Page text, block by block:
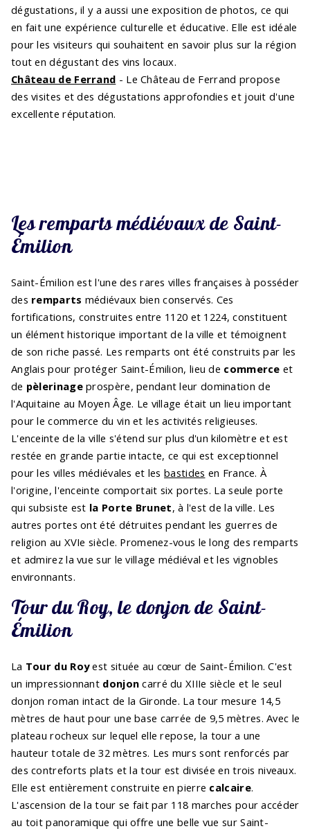
dégustations, il y a aussi une exposition de photos, ce qui
en fait une expérience culturelle et éducative. Elle est idéale
pour les visiteurs qui souhaitent en savoir plus sur la région
tout en dégustant des vins locaux.
Château de Ferrand - Le Château de Ferrand propose
des visites et des dégustations approfondies et jouit d'une
excellente réputation.
Les remparts médiévaux de Saint-
Émilion
Saint-Émilion est l'une des rares villes françaises à posséder
des remparts médiévaux bien conservés. Ces
fortifications, construites entre 1120 et 1224, constituent
un élément historique important de la ville et témoignent
de son riche passé. Les remparts ont été construits par les
Anglais pour protéger Saint-Émilion, lieu de commerce et
de pèlerinageprospère, pendant leur domination de
l'Aquitaine au Moyen Âge. Le village était un lieu important
pour le commerce du vin et les activités religieuses.
L'enceinte de la ville s'étend sur plus d'un kilomètre et est
restée en grande partie intacte, ce qui est exceptionnel
pour les villes médiévales et lesbastides en France. À
l'origine, l'enceinte comportait six portes. La seule porte
qui subsiste est la Porte Brunet, à l'est de la ville. Les
autres portes ont été détruites pendant les guerres de
religion au XVIe siècle. Promenez-vous le long des remparts
et admirez la vue sur le village médiéval et les vignobles
environnants.
Tour du Roy, le donjon de Saint-
Émilion
La Tour du Royest située au cœur de Saint-Émilion. C'est
un impressionnant donjon carré du XIIIe siècle et le seul
donjon roman intact de la Gironde. La tour mesure 14,5
mètres de haut pour une base carrée de 9,5 mètres. Avec le
plateau rocheux sur lequel elle repose, la tour a une
hauteur totale de 32 mètres. Les murs sont renforcés par
des contreforts plats et la tour est divisée en trois niveaux.
Elle est entièrement construite en pierre calcaire.
L'ascension de la tour se fait par 118 marches pour accéder
au toit panoramique qui offre une belle vue sur Saint-